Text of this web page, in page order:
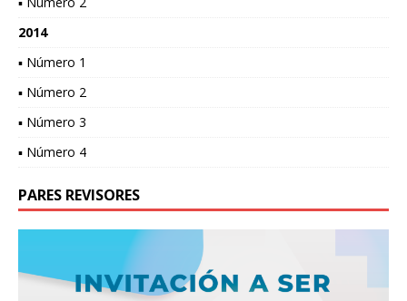
2014
▪ Número 1
▪ Número 2
▪ Número 3
▪ Número 4
PARES REVISORES